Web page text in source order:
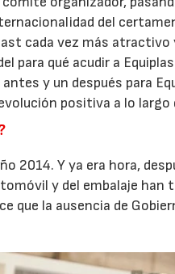
del
cada vez más atractivo
qué acudir a
y un después para
positiva a lo largo
2014. Y ya era hora,
y del embalaje han
que la ausencia de